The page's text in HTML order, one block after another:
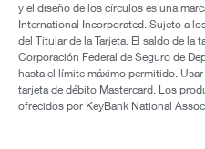
y el diseño de los círculos es una
International Incorporated. Sujeto a
del Titular de la Tarjeta. El saldo de la
Corporación Federal de Seguro de
hasta el límite máximo permitido.
tarjeta de débito Mastercard. Los
ofrecidos por KeyBank National